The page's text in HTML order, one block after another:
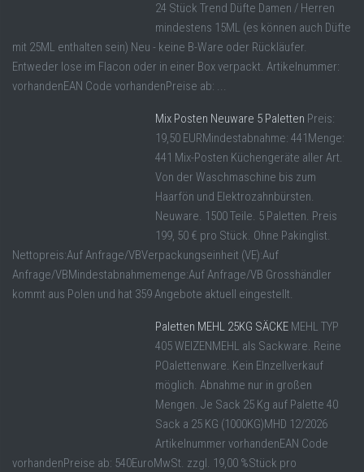
24 Stück Trend Düfte Damen / Herren
mindestens 15ML (es können auch Düfte
mit 25ML enthalten sein) Neu - keine B-Ware oder Rückläufer.
Entweder lose im Flacon oder in einer Box verpackt. Artikelnummer:
vorhandenEAN Code vorhandenPreise ab: ...
Mix Posten Neuware 5 Paletten Preis:
19,50 EURMindestabnahme: 441Menge:
441 Mix-Posten Küchengeräte aller Art.
Von der Waschmaschine bis zum
Haarfön und Elektrozahnbürsten.
Neuware. 1500 Teile. 5 Paletten. Preis
199, 50 € pro Stück. Ohne Pakinglist.
Nettopreis:Auf Anfrage/VBVerpackungseinheit (VE):Auf
Anfrage/VBMindestabnahmemenge:Auf Anfrage/VB Grosshändler
kommt aus Polen und hat 359 Angebote aktuell eingestellt.
Paletten MEHL 25KG SÄCKE MEHL TYP
405 WEIZENMEHL als Sackware. Reine
POalettenware. Kein EInzellverkauf
möglich. Abnahme nur in großen
Mengen. Je Sack 25 Kg auf Palette 40
Sack a 25 KG (1000KG)MHD 12/2026
Artikelnummer vorhandenEAN Code
vorhandenPreise ab: 540EuroMwSt. zzgl. 19,00 %Stück pro